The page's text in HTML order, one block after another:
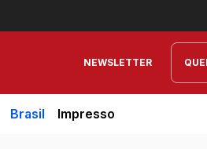
NEWSLETTER
Brasil Impresso